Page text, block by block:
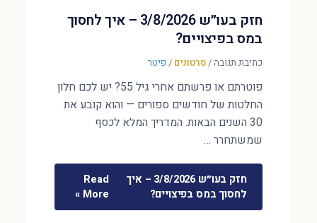
חזק בעו״ש 3/8/2026 – איך לחסוך
במס בפיצויים?
כתיבת תגובה/סרטונים / פיטר
פוטרתם או פרשתם אחרי גיל 55? יש לכם חלון
החלטות של חודשים ספורים — והוא קובע את
30 השנים הבאות. המדריך המלא לכסף
שמשתחרר …
חזק בעו״ש 3/8/2026 – איך
לחסוך במס בפיצויים?
Read
More »